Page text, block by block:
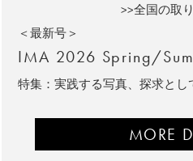
>>全国の取
＜最新号＞
IMA 2026 Spring/
特集：実践する写真、探求とし
MORE